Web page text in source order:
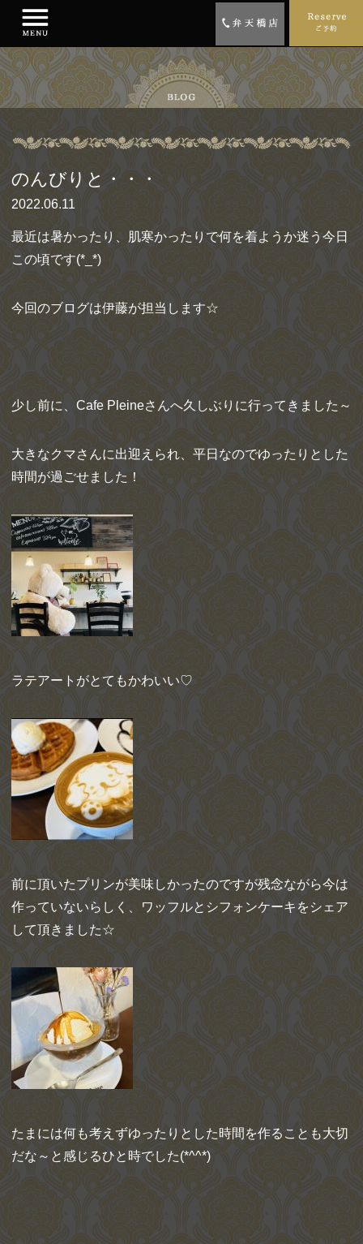
のんびりと・・・
2022.06.11
最近は暑かったり、肌寒かったりで何を着ようか迷う今日
この頃です(*_*)
今回のブログは伊藤が担当します☆
少し前に、Cafe Pleineさんへ久しぶりに行ってきました～
大きなクマさんに出迎えられ、平日なのでゆったりとした
時間が過ごせました！
ラテアートがとてもかわいい♡
前に頂いたプリンが美味しかったのですが残念ながら今は
作っていないらしく、ワッフルとシフォンケーキをシェア
して頂きました☆
たまには何も考えずゆったりとした時間を作ることも大切
だな～と感じるひと時でした(*^^*)